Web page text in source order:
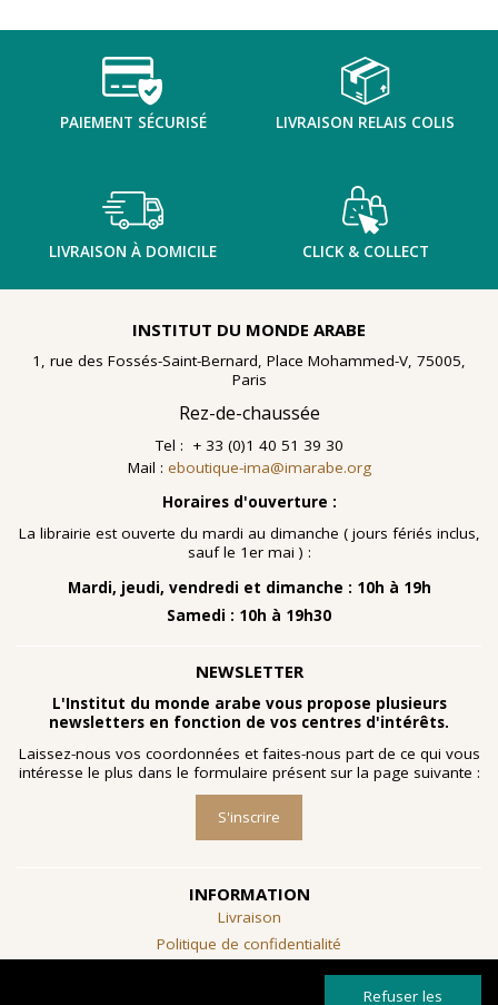
TENTER L'ART POUR SOIGNER
En 2021, le musée de l'IMA reçoit une généreuse donation
: un ensemble d'archives, de céramiques peintes et de
nombreuses planches dessinées à la gouache, exécutées
à la fin des année 1960 au cours d'ateliers de
menés à l'hôpital psychiatrique de Blida-
emblématique de Frantz Fanon.
PAIEMENT SÉCURISÉ LIVRAISON RELAIS COLIS
LIVRAISON À DOMICILE CLICK & COLLECT
INSTITUT DU MONDE ARABE
1, rue des Fossés-Saint-Bernard, Place Mohammed-V, 75005,
Paris
Rez-de-chaussée
Tel : + 33 (0)1 40 51 39 30
Mail : eboutique-ima@imarabe.org
Horaires d'ouverture :
La librairie est ouverte du mardi au dimanche ( jours fériés inclus,
sauf le 1er mai ) :
Mardi, jeudi, vendredi et dimanche : 10h à 19h
Samedi : 10h à 19h30
NEWSLETTER
L'Institut du monde arabe vous propose plusieurs
newsletters en fonction de vos centres d'intérêts.
Laissez-nous vos coordonnées et faites-nous part de ce qui vous
intéresse le plus dans le formulaire présent sur la page suivante :
S'inscrire
INFORMATION
Livraison
Politique de confidentialité
Refuser les